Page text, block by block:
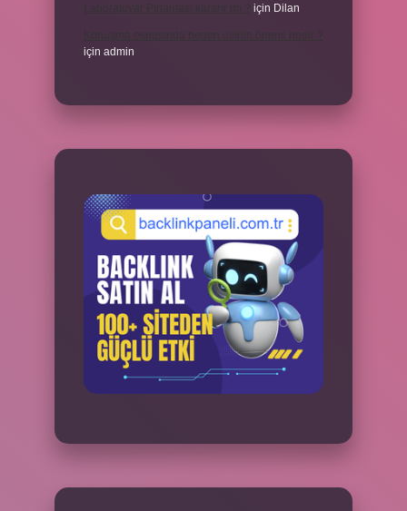
için Dilan
için admin